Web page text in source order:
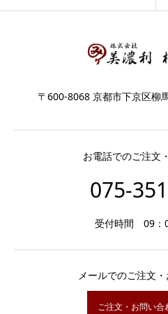
〒600-8068 京都市下京区柳
お電話でのご注文
075-
受付時間 09：
メールでのご注文
ご注文・お問い合